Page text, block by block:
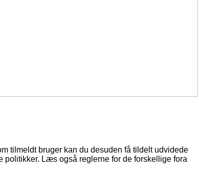
tilmeldt bruger kan du desuden få tildelt udvidede
politikker. Læs også reglerne for de forskellige fora